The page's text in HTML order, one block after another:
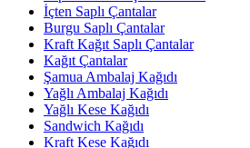
İçten Saplı Çantalar
Burgu Saplı Çantalar
Kraft Kağıt Saplı Çantalar
Kağıt Çantalar
Şamua Ambalaj Kağıdı
Yağlı Ambalaj Kağıdı
Yağlı Kese Kağıdı
Sandwich Kağıdı
Kraft Kese Kağıdı